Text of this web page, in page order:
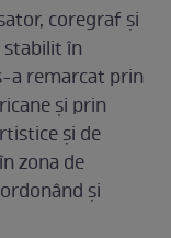
coregraf și
în
a remarcat prin
și prin
și de
zona de
și